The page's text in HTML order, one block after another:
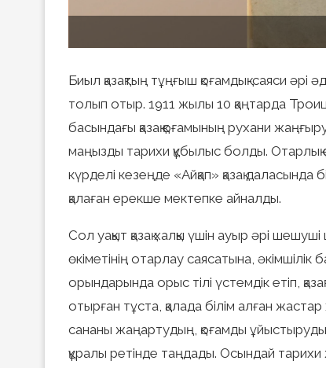
Биыл қазақтың тұңғыш қоғамдық-саяси
толып отыр. 1911 жылы 10 қаңтарда
басындағы қазақ қоғамының рухани
маңызды тарихи құбылыс болды. Отарлық
күрделі кезеңде «Айқап» қазақ даласында
қалаған ерекше мектепке айналды.
Сол уақыт қазақ халқы үшін ауыр әрі
өкіметінің отарлау саясатына,
орындарында орыс тілі үстемдік етіп,
отырған тұста, қалада білім алған жастар
сананы жаңартудың, қоғамды
құралы ретінде таңдады. Осындай тарихи